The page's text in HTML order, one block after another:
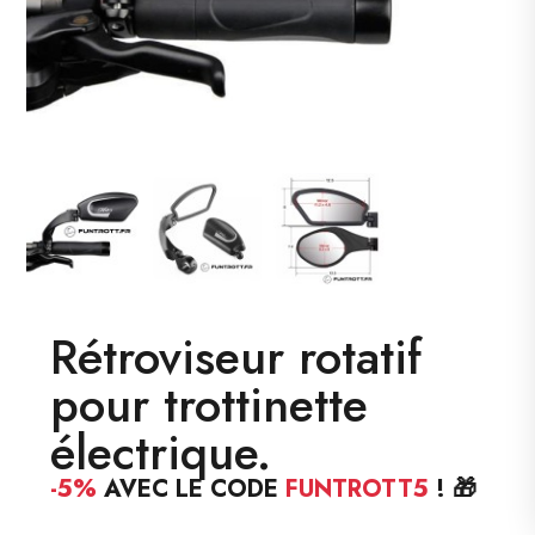
Rétroviseur rotatif
pour trottinette
électrique.
-5% AVEC LE CODE FUNTROTT5 ! 🎁